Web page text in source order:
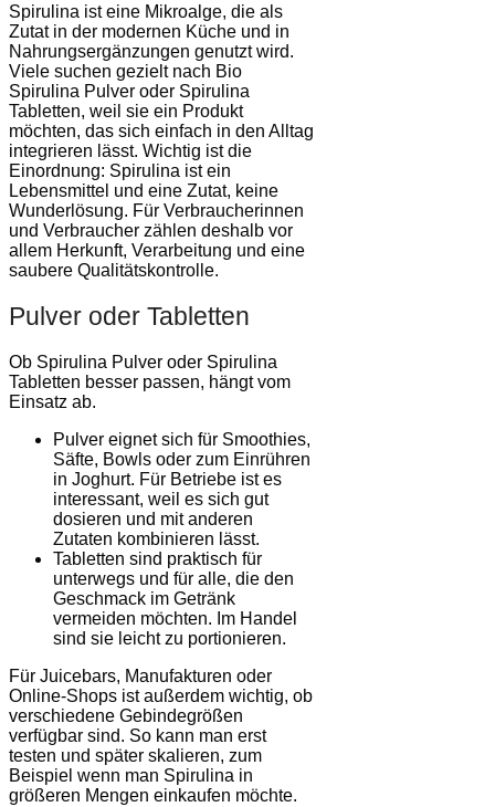
Spirulina ist eine Mikroalge, die als
Zutat in der modernen Küche und in
Nahrungsergänzungen genutzt wird.
Viele suchen gezielt nach Bio
Spirulina Pulver oder Spirulina
Tabletten, weil sie ein Produkt
möchten, das sich einfach in den Alltag
integrieren lässt. Wichtig ist die
Einordnung: Spirulina ist ein
Lebensmittel und eine Zutat, keine
Wunderlösung. Für Verbraucherinnen
und Verbraucher zählen deshalb vor
allem Herkunft, Verarbeitung und eine
saubere Qualitätskontrolle.
Pulver oder Tabletten
Ob Spirulina Pulver oder Spirulina
Tabletten besser passen, hängt vom
Einsatz ab.
Pulver eignet sich für Smoothies,
Säfte, Bowls oder zum Einrühren
in Joghurt. Für Betriebe ist es
interessant, weil es sich gut
dosieren und mit anderen
Zutaten kombinieren lässt.
Tabletten sind praktisch für
unterwegs und für alle, die den
Geschmack im Getränk
vermeiden möchten. Im Handel
sind sie leicht zu portionieren.
Für Juicebars, Manufakturen oder
Online-Shops ist außerdem wichtig, ob
verschiedene Gebindegrößen
verfügbar sind. So kann man erst
testen und später skalieren, zum
Beispiel wenn man Spirulina in
größeren Mengen einkaufen möchte.